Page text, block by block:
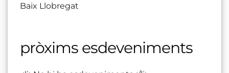
Baix Llobregat
pròxims esdeveniments